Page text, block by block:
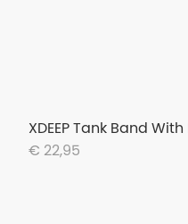
XDEEP Tank Band
€ 22,95